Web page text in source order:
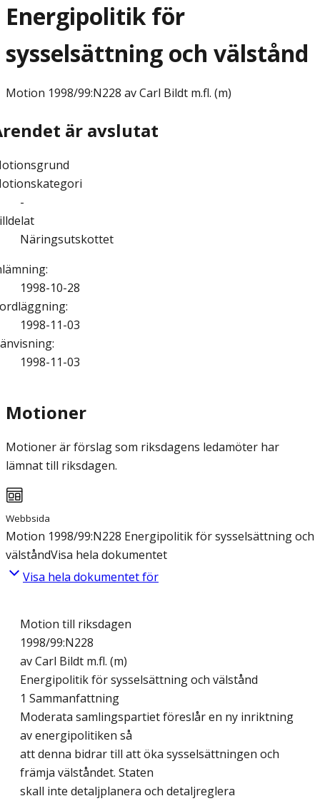
Energipolitik för
sysselsättning och välstånd
Motion 1998/99:N228 av Carl Bildt m.fl. (m)
är avslutat
-
Näringsutskottet
:
1998-10-28
:
1998-11-03
:
1998-11-03
Motioner
Motioner är förslag som riksdagens ledamöter har
lämnat till riksdagen.
Webbsida
Motion 1998/99:N228 Energipolitik för sysselsättning och
välståndVisa hela dokumentet
Visa hela dokumentet för
Motion till riksdagen
1998/99:N228
av Carl Bildt m.fl. (m)
Energipolitik för sysselsättning och välstånd
1 Sammanfattning
Moderata samlingspartiet föreslår en ny inriktning
av energipolitiken så
att denna bidrar till att öka sysselsättningen och
främja välståndet. Staten
skall inte detaljplanera och detaljreglera